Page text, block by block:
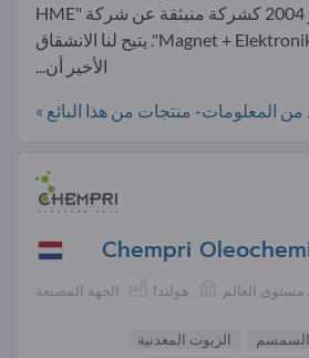
في يناير 2004 كشركة منبثقة عن شركة "HME
Magnet + Elektronik GmbH". يتيح لنا الانشقاق
الأخير أن...
من المعلومات- منتجات من هذا البائع »
Chempri
الجهة المصنعة هولندا العالم
الزيوت المعدنية